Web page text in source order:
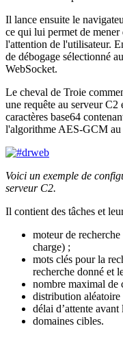
Il lance ensuite le
ce qui lui permet de
l'attention de l'utilisateur.
de débogage sélectionné
WebSocket.
Le cheval de Troie
une requête au serveur C2
caractères base64
l'algorithme AES-GCM au
Voici un exemple de
serveur C2.
Il contient des tâches et
moteur de
charge) ;
mots clés pour la
recherche donné et
nombre maximal de
distribution aléatoire
délai d’attente
domaines cibles.